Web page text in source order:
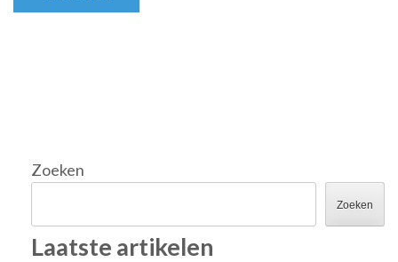
Zoeken
Zoeken
Laatste artikelen